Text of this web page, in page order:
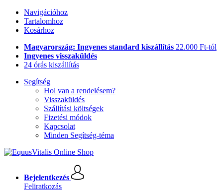
Navigációhoz
Tartalomhoz
Kosárhoz
Magyarország: Ingyenes standard kiszállítás 22.000 Ft-tól
Ingyenes visszaküldés
24 órás kiszállítás
Segítség
Hol van a rendelésem?
Visszaküldés
Szállítási költségek
Fizetési módok
Kapcsolat
Minden Segítség-téma
Bejelentkezés
Feliratkozás